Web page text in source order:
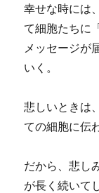
幸せな時には
て細胞たちに
メッセージが
いく。
悲しいときは
ての細胞に伝
だから、悲し
が長く続いて